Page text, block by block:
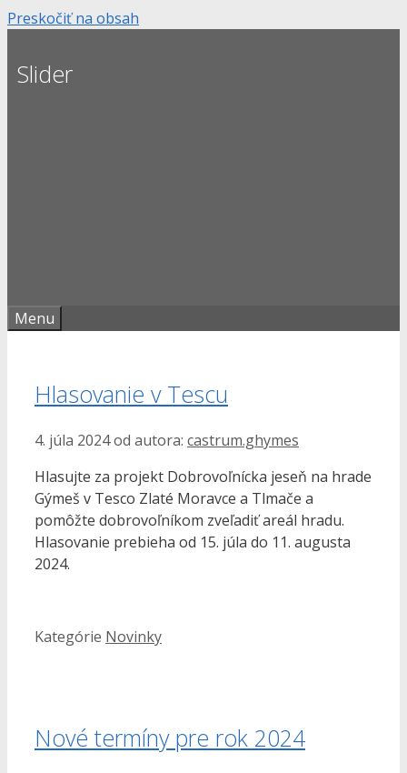
Preskočiť na obsah
Slider
Menu
Hlasovanie v Tescu
4. júla 2024od autora: castrum.ghymes
Hlasujte za projekt Dobrovoľnícka jeseň na hrade
Gýmeš v Tesco Zlaté Moravce a Tlmače a
pomôžte dobrovoľníkom zveľadiť areál hradu.
Hlasovanie prebieha od 15. júla do 11. augusta
2024.
Kategórie Novinky
Nové termíny pre rok 2024